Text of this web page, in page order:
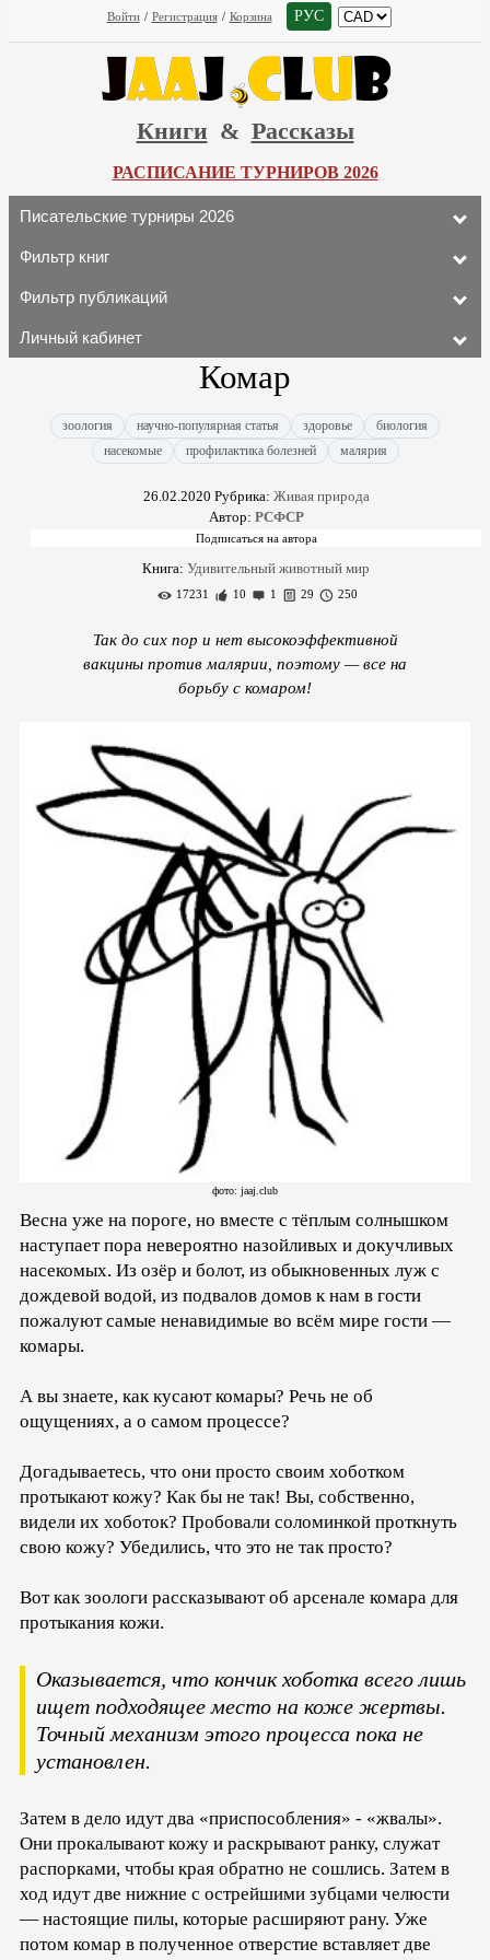
Войти / Регистрация / Корзина РУС
Книги & Рассказы
РАСПИСАНИЕ ТУРНИРОВ 2026
Писательские турниры 2026
Фильтр книг
Фильтр публикаций
Личный кабинет
Комар
зоология научно-популярная статья здоровье
биология
насекомые
профилактика болезней малярия
26.02.2020 Рубрика: Живая природа
Автор: РСФСР
Книга: Удивительный животный мир
17231 10 1 29 250
Так до сих пор и нет высокоэффективной
вакцины против малярии, поэтому — все на
борьбу с комаром!
фото: jaaj.club
Весна уже на пороге, но вместе с тёплым солнышком
наступает пора невероятно назойливых и докучливых
насекомых. Из озёр и болот, из обыкновенных луж с
дождевой водой, из подвалов домов к нам в гости
пожалуют самые ненавидимые во всём мире гости —
комары.
А вы знаете, как кусают комары? Речь не об
ощущениях, а о самом процессе?
Догадываетесь, что они просто своим хоботком
протыкают кожу? Как бы не так! Вы, собственно,
видели их хоботок? Пробовали соломинкой проткнуть
свою кожу? Убедились, что это не так просто?
Вот как зоологи рассказывают об арсенале комара для
протыкания кожи.
Оказывается, что кончик хоботка всего лишь
ищет подходящее место на коже жертвы.
Точный механизм этого процесса пока не
установлен.
Затем в дело идут два «приспособления» - «жвалы».
Они прокалывают кожу и раскрывают ранку, служат
распорками, чтобы края обратно не сошлись. Затем в
ход идут две нижние с острейшими зубцами челюсти
— настоящие пилы, которые расширяют рану. Уже
потом комар в полученное отверстие вставляет две